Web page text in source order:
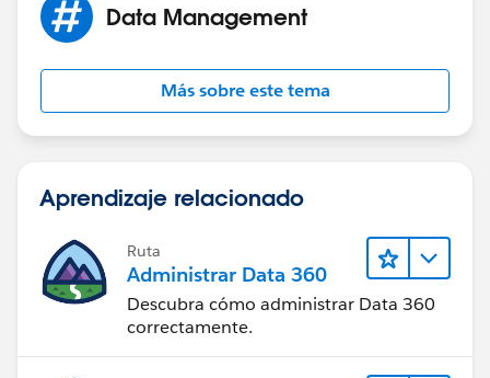
Data Management
Más sobre este tema
Aprendizaje relacionado
Ruta
Administrar Data 360
Descubra cómo administrar Data 360
correctamente.